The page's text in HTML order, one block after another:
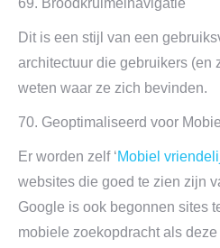
Dit is een stijl van een
architectuur die gebruikers (en
weten waar ze zich bevinden.
70. Geoptimaliseerd voor Mobiel
Er worden zelf ‘Mobiel
websites die goed te zien zijn
Google is ook begonnen sites
mobiele zoekopdracht als